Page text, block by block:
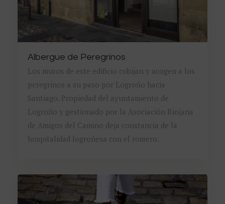
Albergue de Peregrinos
Los muros de este edificio cobijan y acogen a los
peregrinos a su paso por Logroño hacia
Santiago. Propiedad del ayuntamiento de
Logroño y gestionado por la Asociación Riojana
de Amigos del Camino deja constancia de la
hospitalidad logroñesa con el romero.